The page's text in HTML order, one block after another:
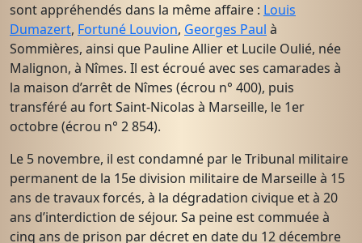
sont appréhendés dans la même affaire : Louis
Dumazert, Fortuné Louvion, Georges Paul à
Sommières, ainsi que Pauline Allier et Lucile Oulié, née
Malignon, à Nîmes. Il est écroué avec ses camarades à
la maison d’arrêt de Nîmes (écrou n° 400), puis
transféré au fort Saint-Nicolas à Marseille, le 1er
octobre (écrou n° 2 854).
Le 5 novembre, il est condamné par le Tribunal militaire
permanent de la 15e division militaire de Marseille à 15
ans de travaux forcés, à la dégradation civique et à 20
ans d’interdiction de séjour. Sa peine est commuée à
cinq ans de prison par décret en date du 12 décembre